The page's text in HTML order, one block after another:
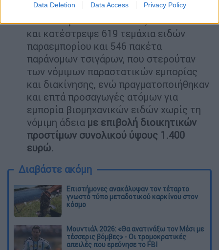
Data Deletion Data Access Privacy Policy
Αστυνομίας Θεσσαλονίκης, υπό το
συντονισμό του ΣΥΚΕΑΑΠ, κατάσχεσε
και κατέστρεψε 619 τεμάχια ειδών
παραεμπορίου και 546 πακέτα
παράνομων τσιγάρων, που στερούταν
των νόμιμων παραστατικών εμπορίας
και διακίνησης, ενώ πραγματοποιήθηκαν
και επτά προσαγωγές ατόμων για
εμπορία βιομηχανικών ειδών χωρίς τη
νόμιμη άδεια με επιβολή διοικητικών
προστίμων συνολικού ύψους 1.400
ευρώ.
Διαβάστε ακόμη
Επιστήμονες ανακάλυψαν τον τέταρτο
γνωστό τύπο μεταδοτικού καρκίνου στον
κόσμο
Μουντιάλ 2026: «Θα ανατινάξω τον Μέσι με
τέσσερις βόμβες» - Οι τρομοκρατικές
απειλές που ερεύνησε το FBI